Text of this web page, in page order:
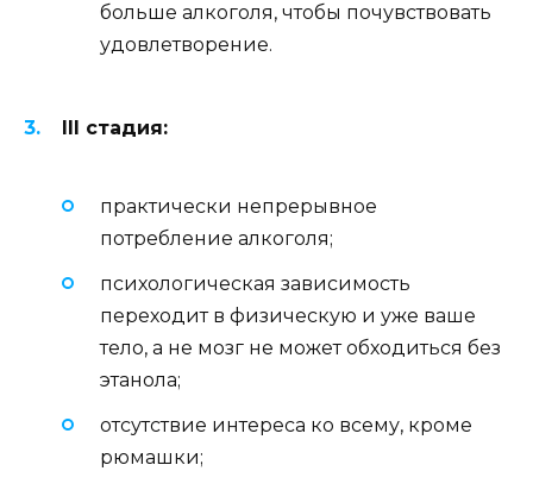
больше алкоголя, чтобы почувствовать
удовлетворение.
III стадия:
практически непрерывное
потребление алкоголя;
психологическая зависимость
переходит в физическую и уже ваше
тело, а не мозг не может обходиться без
этанола;
отсутствие интереса ко всему, кроме
рюмашки;